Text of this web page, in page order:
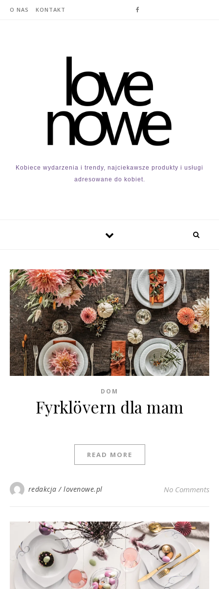
O NAS KONTAKT
Kobiece wydarzenia i trendy, najciekawsze produkty i usługi
adresowane do kobiet.
DOM
Fyrklövern dla mam
READ MORE
redakcja / lovenowe.pl No Comments